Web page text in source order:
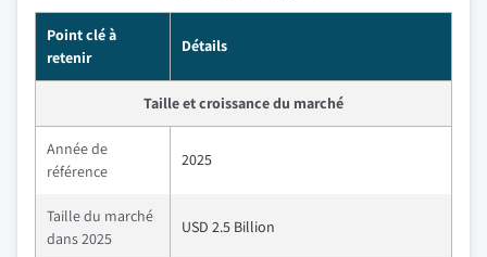
Point clé à
retenir
Détails
Taille et croissance du marché
Année de
référence
2025
Taille du marché
dans 2025
USD 2.5 Billion